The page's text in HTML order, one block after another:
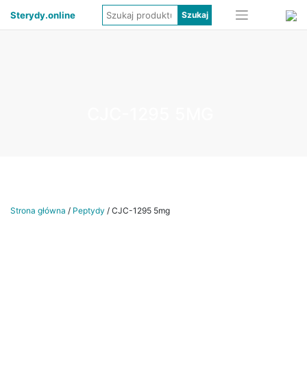
Sterydy.online
Strona główna / Peptydy / CJC-1295 5mg